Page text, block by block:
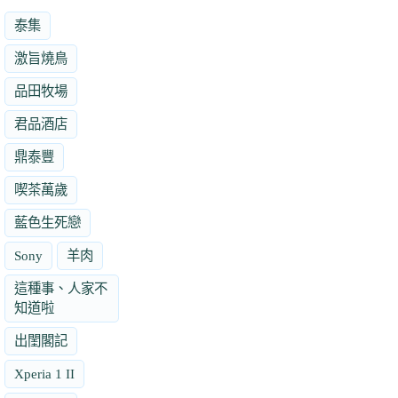
泰集
激旨燒鳥
品田牧場
君品酒店
鼎泰豐
喫茶萬歲
藍色生死戀
Sony 羊肉
這種事、人家不
知道啦
出閨閣記
Xperia 1 II